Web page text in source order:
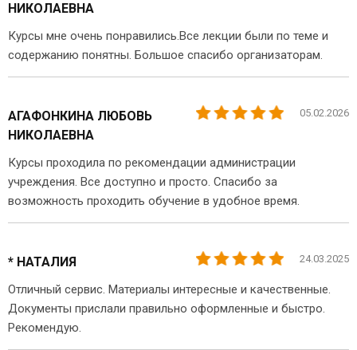
НИКОЛАЕВНА
Курсы мне очень понравились.Все лекции были по теме и
содержанию понятны. Большое спасибо организаторам.
05.02.2026
АГАФОНКИНА ЛЮБОВЬ
НИКОЛАЕВНА
Курсы проходила по рекомендации администрации
учреждения. Все доступно и просто. Спасибо за
возможность проходить обучение в удобное время.
24.03.2025
* НАТАЛИЯ
Отличный сервис. Материалы интересные и качественные.
Документы прислали правильно оформленные и быстро.
Рекомендую.